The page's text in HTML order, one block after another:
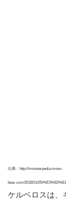
ています。